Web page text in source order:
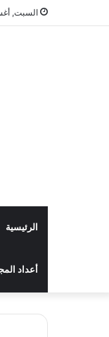
السبت,
الرئيسية
أعداد